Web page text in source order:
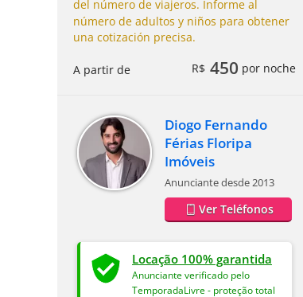
del número de viajeros. Informe al
número de adultos y niños para obtener
una cotización precisa.
A partir de R$ 450 por noche
Diogo Fernando
Férias Floripa
Imóveis
Anunciante desde 2013
Ver Teléfonos
Locação 100% garantida
Anunciante verificado pelo
TemporadaLivre - proteção total